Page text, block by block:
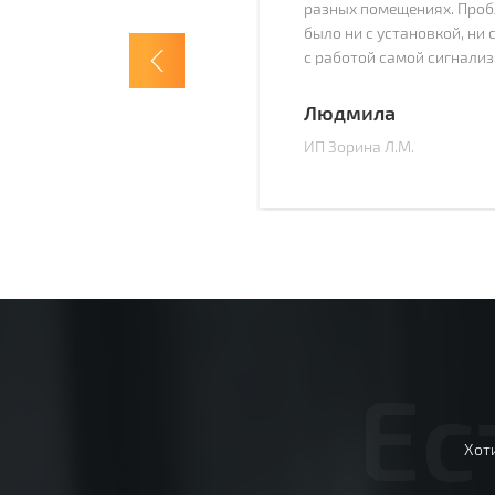
разных помещениях.
было ни с установкой, ни
с работой самой
устанавливать
помещении и выбор
очевиден. Большое
Людмила
ИП Зорина Л.М.